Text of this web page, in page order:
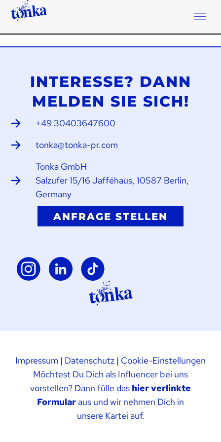
Leah Moll
INTERESSE? DANN
MELDEN SIE SICH!
+49 30403647600
tonka@tonka-pr.com
Tonka GmbH
Salzufer 15/16 Jafféhaus, 10587 Berlin,
Germany
ANFRAGE STELLEN
Impressum | Datenschutz | Cookie-Einstellungen
Möchtest Du Dich als Influencer bei uns
vorstellen? Dann fülle das hier verlinkte
Formular aus und wir nehmen Dich in
unsere Kartei auf.